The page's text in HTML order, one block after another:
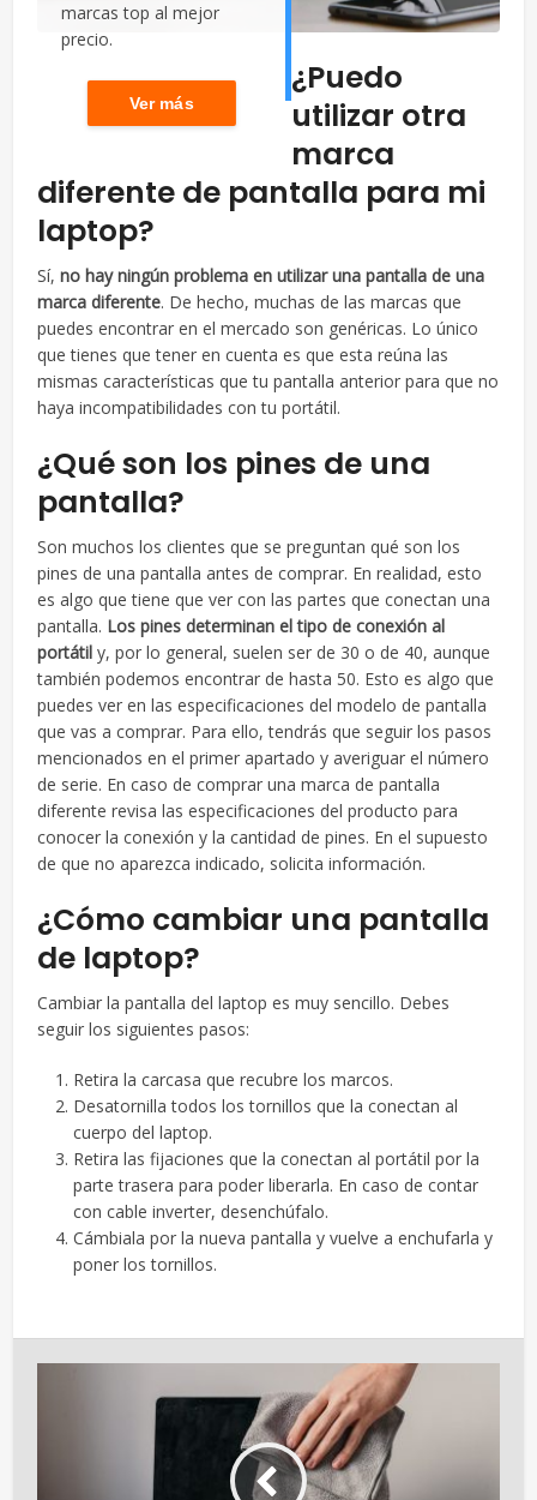
marcas top al mejor
precio.
Ver más
¿Puedo
utilizar otra
marca
diferente de pantalla para mi
laptop?
Sí,no hay ningún problema en utilizar una pantalla de una
marca diferente. De hecho, muchas de las marcas que
puedes encontrar en el mercado son genéricas. Lo único
que tienes que tener en cuenta es que esta reúna las
mismas características que tu pantalla anterior para que no
haya incompatibilidades con tu portátil.
¿Qué son los pines de una
pantalla?
Son muchos los clientes que se preguntan qué son los
pines de una pantalla antes de comprar. En realidad, esto
es algo que tiene que ver con las partes que conectan una
pantalla. Los pines determinan el tipo de conexión al
portátily, por lo general, suelen ser de 30 o de 40, aunque
también podemos encontrar de hasta 50. Esto es algo que
puedes ver en las especificaciones del modelo de pantalla
que vas a comprar. Para ello, tendrás que seguir los pasos
mencionados en el primer apartado y averiguar el número
de serie. En caso de comprar una marca de pantalla
diferente revisa las especificaciones del producto para
conocer la conexión y la cantidad de pines. En el supuesto
de que no aparezca indicado, solicita información.
¿Cómo cambiar una pantalla
de laptop?
Cambiar la pantalla del laptop es muy sencillo. Debes
seguir los siguientes pasos:
Retira la carcasa que recubre los marcos.
Desatornilla todos los tornillos que la conectan al
cuerpo del laptop.
Retira las fijaciones que la conectan al portátil por la
parte trasera para poder liberarla. En caso de contar
con cable inverter, desenchúfalo.
Cámbiala por la nueva pantalla y vuelve a enchufarla y
poner los tornillos.